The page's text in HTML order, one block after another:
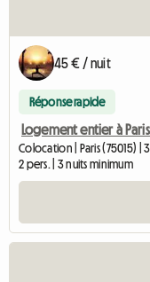
45 € / nuit
Réponse rapide
Logement entier à
Colocation | Paris (75015) |
2 pers. | 3 nuits minimum